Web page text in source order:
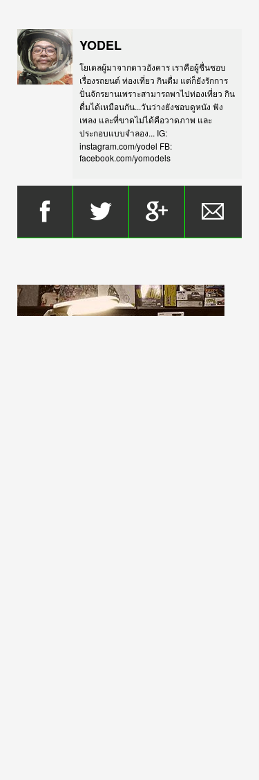
YODEL
โยเดลผู้มาจากดาวอังคาร เราคือผู้ชื่นชอบ
เรื่องรถยนต์ ท่องเที่ยว กินดื่ม แต่ก็ยังรักการ
ปั่นจักรยานเพราะสามารถพาไปท่องเที่ยว กิน
ดื่มได้เหมือนกัน...วันว่างยังชอบดูหนัง ฟัง
เพลง และที่ขาดไม่ได้คือวาดภาพ และ
ประกอบแบบจำลอง... IG:
instagram.com/yodel FB:
facebook.com/yomodels